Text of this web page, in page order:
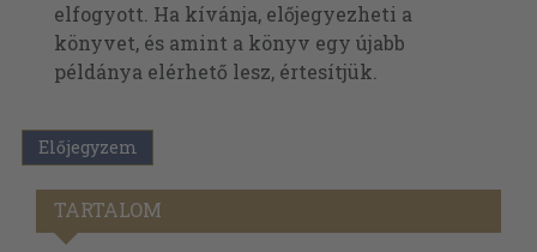
elfogyott. Ha kívánja, előjegyezheti a
könyvet, és amint a könyv egy újabb
példánya elérhető lesz, értesítjük.
Előjegyzem
TARTALOM